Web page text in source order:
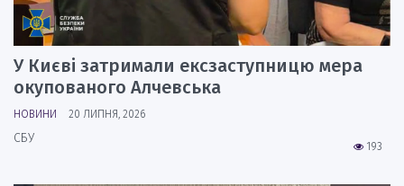
У Києві затримали ексзаступницю мера
окупованого Алчевська
НОВИНИ 20 ЛИПНЯ, 2026
193
СБУ